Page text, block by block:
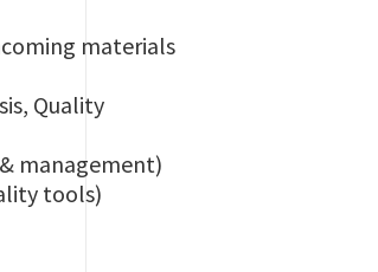
materials
Quality
management)
tools)